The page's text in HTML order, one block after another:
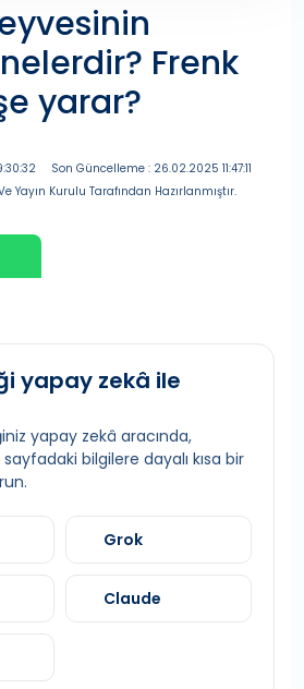
Frenk
yarar?
Son Güncelleme : 26.02.2025 11:47:11
Yayın Kurulu Tarafından Hazırlanmıştır.
yapay zekâ ile
yapay zekâ aracında,
bilgilere dayalı kısa bir
Grok
Claude